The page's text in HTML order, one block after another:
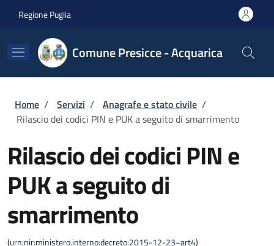
Regione Puglia
Comune Presicce - Acquarica
Briciole di pane
Home / Servizi / Anagrafe e stato civile /
Rilascio dei codici PIN e PUK a seguito di smarrimento
Rilascio dei codici PIN e
PUK a seguito di
smarrimento
(urn:nir:ministero.interno:decreto:2015-12-23~art4)